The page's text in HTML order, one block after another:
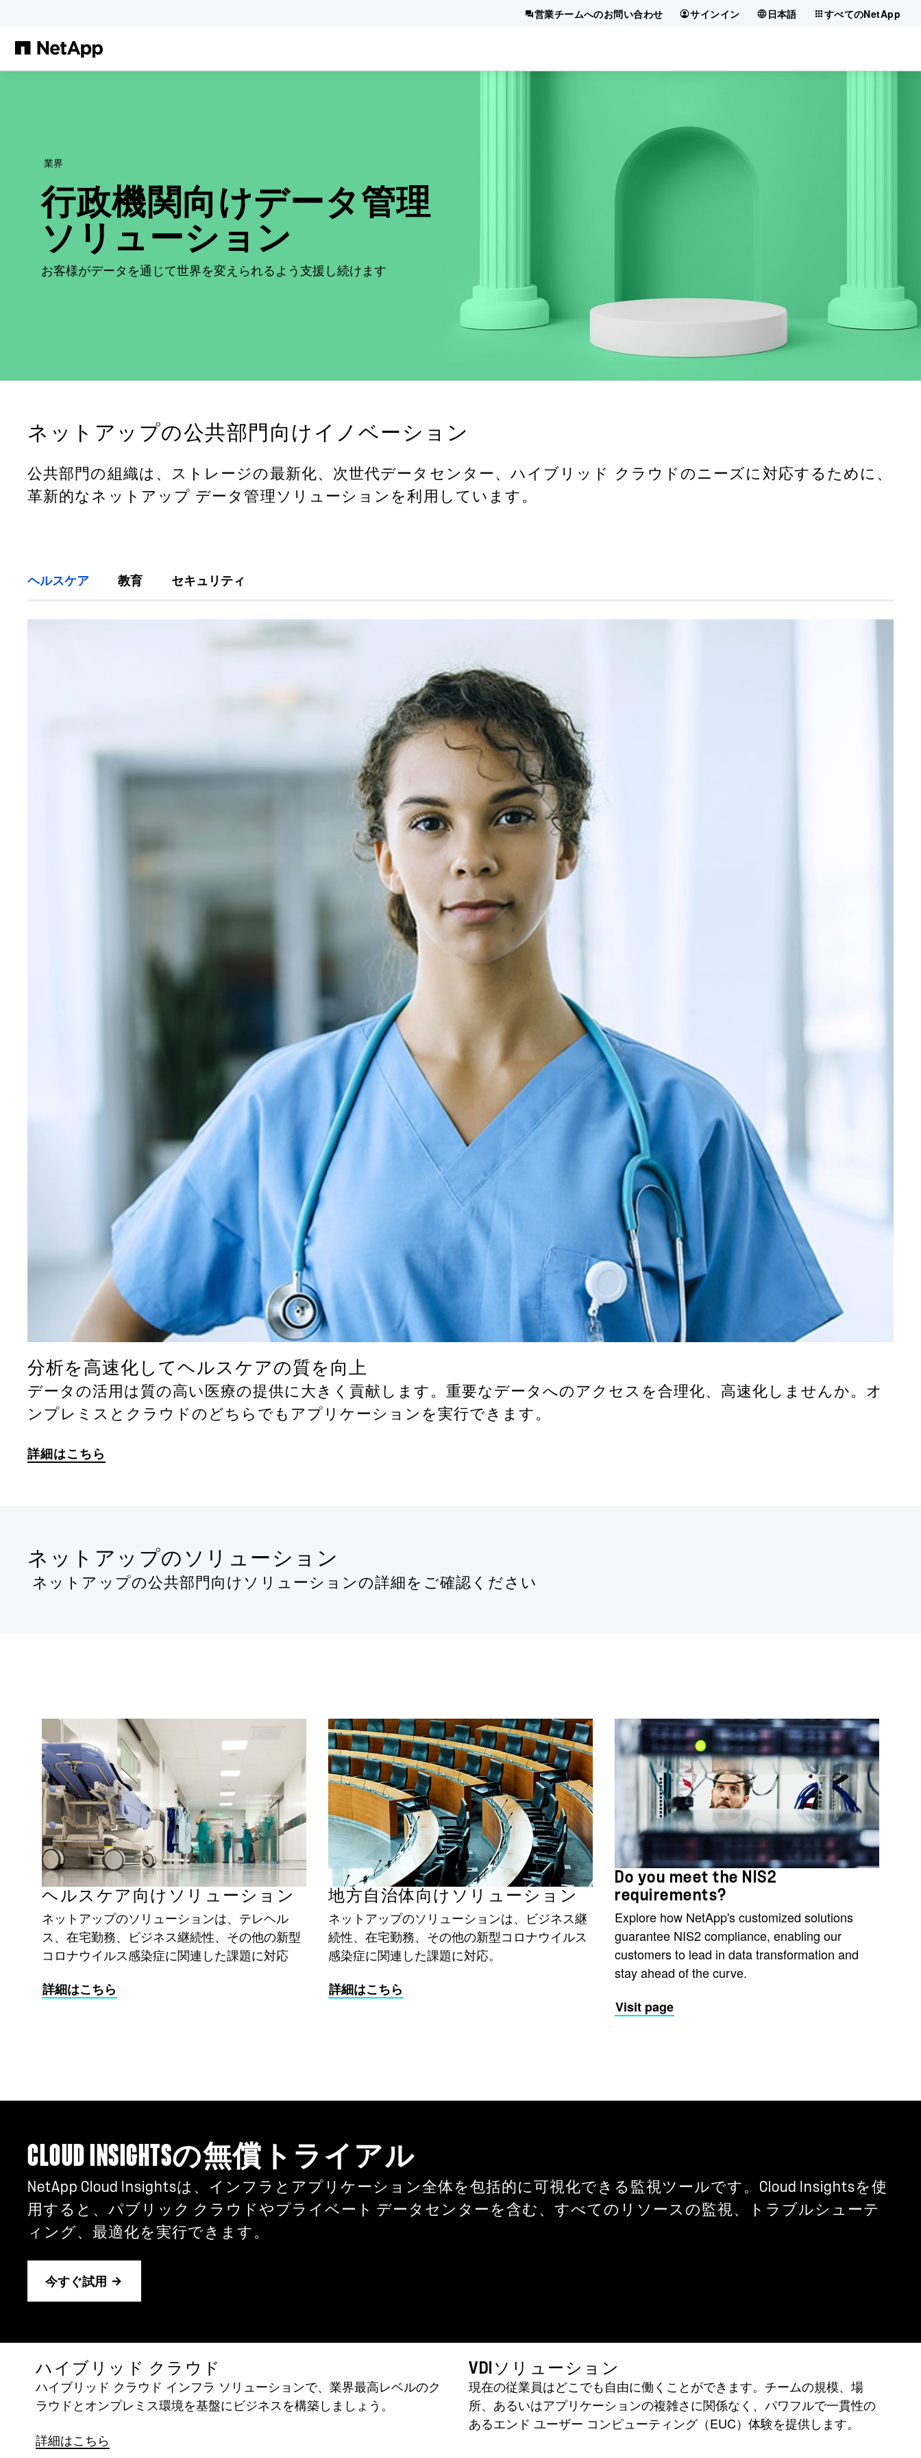
営業チームへのお問い合わせ サインイン 日本語 すべてのNetApp
業界
行政機関向けデータ管理
ソリューション
お客様がデータを通じて世界を変えられるよう支援し続けます
ネットアップの公共部門向けイノベーション
公共部門の組織は、ストレージの最新化、次世代データセンター、ハイブリッド クラウドのニーズに対応するために、
革新的なネットアップ データ管理ソリューションを利用しています。
ヘルスケア 教育 セキュリティ
分析を高速化してヘルスケアの質を向上
データの活用は質の高い医療の提供に大きく貢献します。重要なデータへのアクセスを合理化、高速化しませんか。オ
ンプレミスとクラウドのどちらでもアプリケーションを実行できます。
詳細はこちら
ネットアップのソリューション
ネットアップの公共部門向けソリューションの詳細をご確認ください
ヘルスケア向けソリューション
ネットアップのソリューションは、テレヘル
ス、在宅勤務、ビジネス継続性、その他の新型
コロナウイルス感染症に関連した課題に対応
詳細はこちら
地方自治体向けソリューション
ネットアップのソリューションは、ビジネス継
続性、在宅勤務、その他の新型コロナウイルス
感染症に関連した課題に対応。
詳細はこちら
Do you meet the NIS2
requirements?
Explore how NetApp's customized solutions
guarantee NIS2 compliance, enabling our
customers to lead in data transformation and
stay ahead of the curve.
Visit page
CLOUD INSIGHTSの無償トライアル
NetApp Cloud Insightsは、インフラとアプリケーション全体を包括的に可視化できる監視ツールです。Cloud Insightsを使
用すると、パブリック クラウドやプライベート データセンターを含む、すべてのリソースの監視、トラブルシューテ
ィング、最適化を実行できます。
今すぐ試用
ハイブリッド クラウド
ハイブリッド クラウド インフラ ソリューションで、業界最高レベルのク
ラウドとオンプレミス環境を基盤にビジネスを構築しましょう。
詳細はこちら
VDIソリューション
現在の従業員はどこでも自由に働くことができます。チームの規模、場
所、あるいはアプリケーションの複雑さに関係なく、パワフルで一貫性の
あるエンド ユーザー コンピューティング（EUC）体験を提供します。